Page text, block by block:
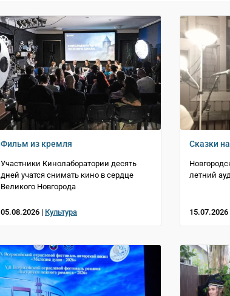
Фильм из кремля
Участники Кинолаборатории десять
дней учатся снимать кино в сердце
Великого Новгорода
05.08.2026 | Культура
Сказки
летний
15.07.2026